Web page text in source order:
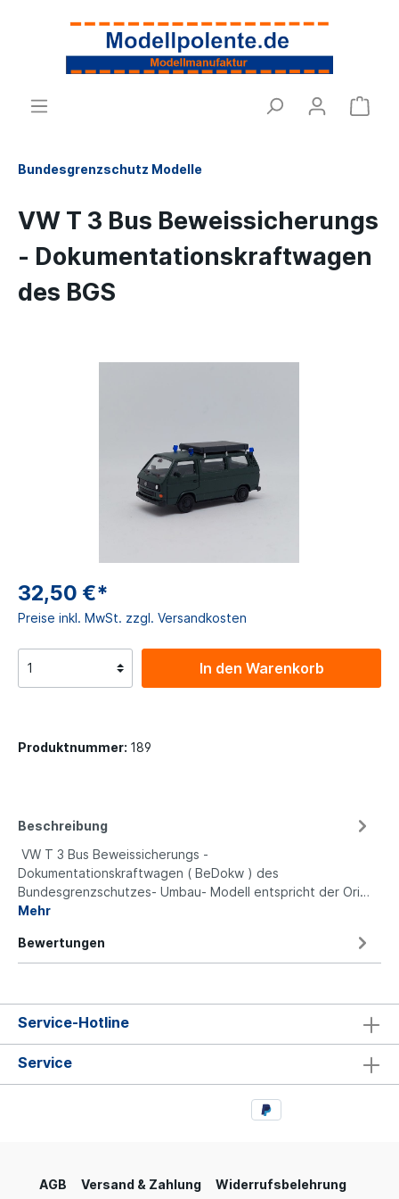
Bundesgrenzschutz Modelle
VW T 3 Bus Beweissicherungs
- Dokumentationskraftwagen
des BGS
32,50 €*
Preise inkl. MwSt. zzgl. Versandkosten
In den Warenkorb
Produktnummer: 189
Beschreibung
VW T 3 Bus Beweissicherungs -
Dokumentationskraftwagen ( BeDokw ) des
Bundesgrenzschutzes- Umbau- Modell entspricht der Ori…
Mehr
Bewertungen
Service-Hotline
Service
AGB Versand & Zahlung Widerrufsbelehrung